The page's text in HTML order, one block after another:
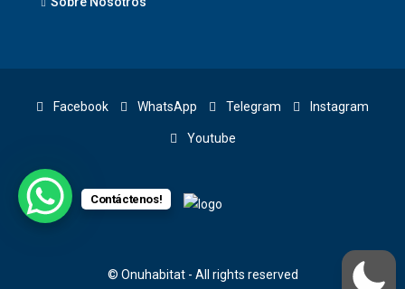
Facebook WhatsApp Telegram Instagram
Youtube
© Onuhabitat - All rights reserved
Contáctenos!